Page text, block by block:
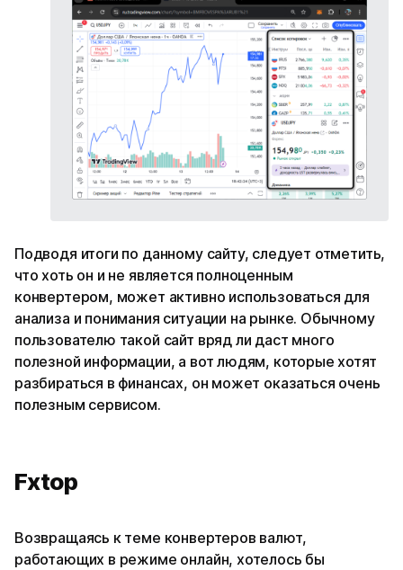
Подводя итоги по данному сайту, следует отметить,
что хоть он и не является полноценным
конвертером, может активно использоваться для
анализа и понимания ситуации на рынке. Обычному
пользователю такой сайт вряд ли даст много
полезной информации, а вот людям, которые хотят
разбираться в финансах, он может оказаться очень
полезным сервисом.
Fxtop
Возвращаясь к теме конвертеров валют,
работающих в режиме онлайн, хотелось бы